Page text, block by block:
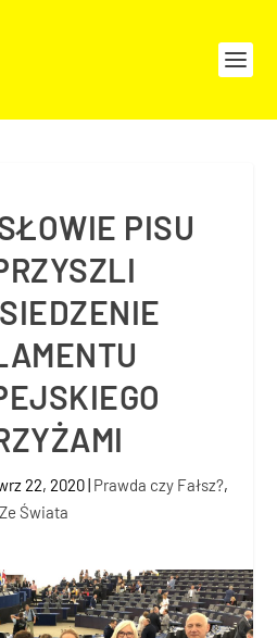
PISU
22, 2020| Prawda czy Fałsz?,
Ze Świata